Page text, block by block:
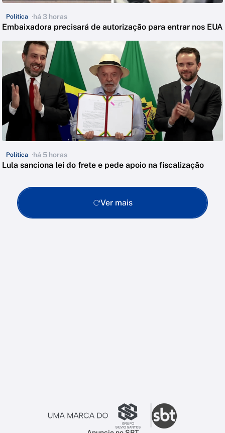
Política há 3 horas
Embaixadora precisará de autorização para entrar nos EUA
Política há 5 horas
Lula sanciona lei do frete e pede apoio na fiscalização
Ver mais